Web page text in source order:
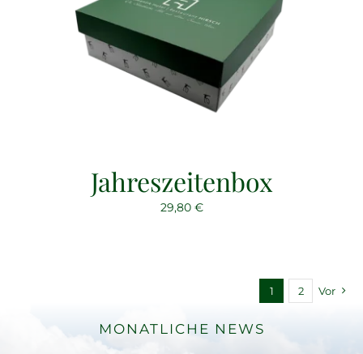
Jahreszeitenbox
29,80 €
1 2 Vor
MONATLICHE NEWS